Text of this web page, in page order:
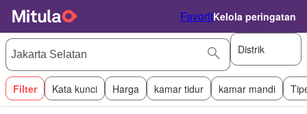
FavoritKelola peringatan
Distrik
Filter Kata kunci Harga kamar tidur kamar mandi